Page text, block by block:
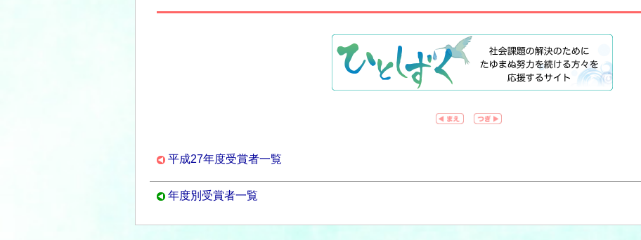
平成27年度受賞者一覧
年度別受賞者一覧